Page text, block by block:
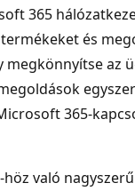
365
és
az
365-
való